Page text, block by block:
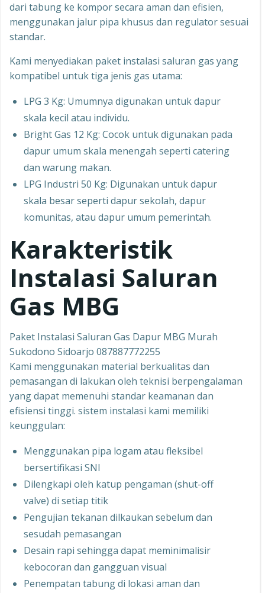
dari tabung ke kompor secara aman dan efisien,
menggunakan jalur pipa khusus dan regulator sesuai
standar.
Kami menyediakan paket instalasi saluran gas yang
kompatibel untuk tiga jenis gas utama:
LPG 3 Kg: Umumnya digunakan untuk dapur
skala kecil atau individu.
Bright Gas 12 Kg: Cocok untuk digunakan pada
dapur umum skala menengah seperti catering
dan warung makan.
LPG Industri 50 Kg: Digunakan untuk dapur
skala besar seperti dapur sekolah, dapur
komunitas, atau dapur umum pemerintah.
Karakteristik
Instalasi Saluran
Gas MBG
Paket Instalasi Saluran Gas Dapur MBG Murah
Sukodono Sidoarjo 087887772255
Kami menggunakan material berkualitas dan
pemasangan di lakukan oleh teknisi berpengalaman
yang dapat memenuhi standar keamanan dan
efisiensi tinggi. sistem instalasi kami memiliki
keunggulan:
Menggunakan pipa logam atau fleksibel
bersertifikasi SNI
Dilengkapi oleh katup pengaman (shut-off
valve) di setiap titik
Pengujian tekanan dilkaukan sebelum dan
sesudah pemasangan
Desain rapi sehingga dapat meminimalisir
kebocoran dan gangguan visual
Penempatan tabung di lokasi aman dan